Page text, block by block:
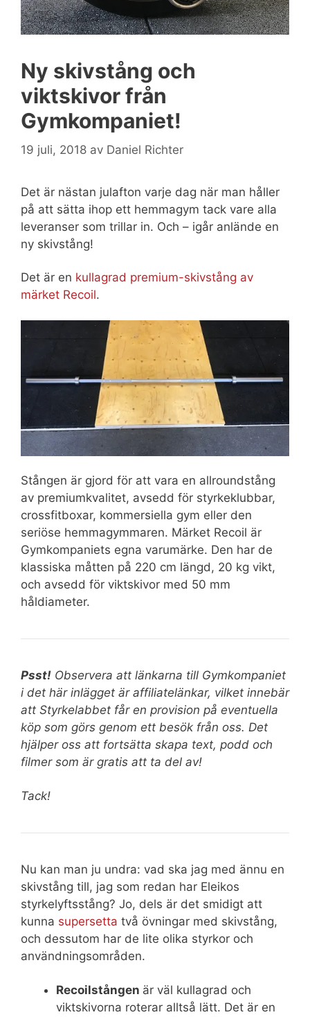
Ny skivstång och
viktskivor från
Gymkompaniet!
19 juli, 2018 av Daniel Richter
Det är nästan julafton varje dag när man håller
på att sätta ihop ett hemmagym tack vare alla
leveranser som trillar in. Och – igår anlände en
ny skivstång!
Det är en kullagrad premium-skivstång av
märket Recoil.
Stången är gjord för att vara en allroundstång
av premiumkvalitet, avsedd för styrkeklubbar,
crossfitboxar, kommersiella gym eller den
seriöse hemmagymmaren. Märket Recoil är
Gymkompaniets egna varumärke. Den har de
klassiska måtten på 220 cm längd, 20 kg vikt,
och avsedd för viktskivor med 50 mm
håldiameter.
Psst! Observera att länkarna till Gymkompaniet
i det här inlägget är affiliatelänkar, vilket innebär
att Styrkelabbet får en provision på eventuella
köp som görs genom ett besök från oss. Det
hjälper oss att fortsätta skapa text, podd och
filmer som är gratis att ta del av!
Tack!
Nu kan man ju undra: vad ska jag med ännu en
skivstång till, jag som redan har Eleikos
styrkelyftsstång? Jo, dels är det smidigt att
kunna supersetta två övningar med skivstång,
och dessutom har de lite olika styrkor och
användningsområden.
Recoilstången är väl kullagrad och
viktskivorna roterar alltså lätt. Det är en